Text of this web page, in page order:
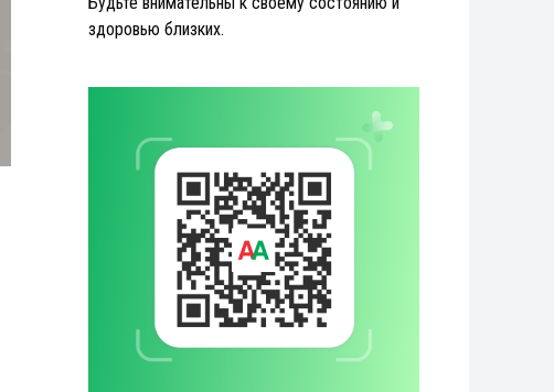
здоровью близких.